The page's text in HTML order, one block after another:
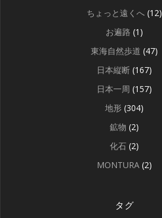
ちょっと遠くへ (12)
お遍路 (1)
東海自然歩道 (47)
日本縦断 (167)
日本一周 (157)
地形 (304)
鉱物 (2)
化石 (2)
MONTURA (2)
タグ